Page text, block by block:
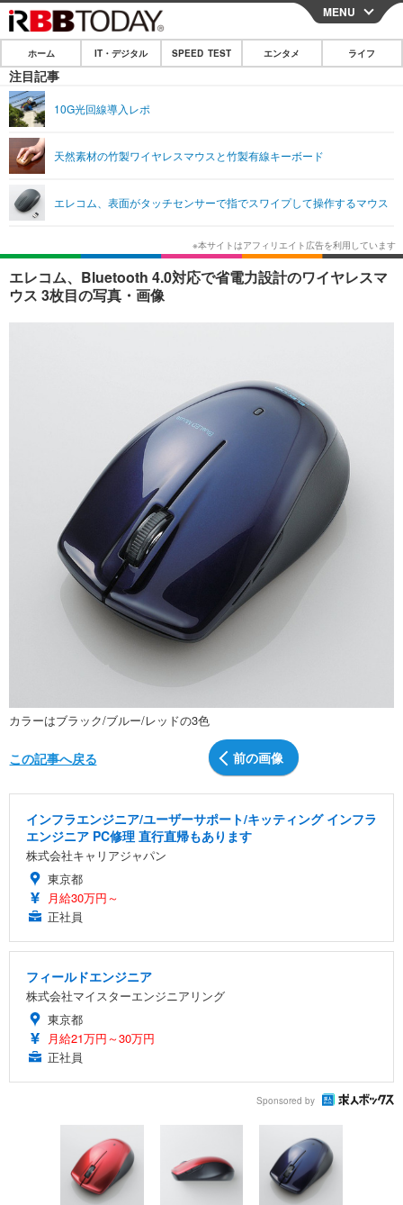
CLOSE
ホーム
IT・デジタル
ショッピング その他
SPEED TEST
エンタメ
エンタメTOP 映画・ドラマ
韓国・芸能
音楽 スポーツ
ライフ
ライフTOP グルメ
ペット ショッピング
リリース一覧
プッシュ通知の停止方法
MENU
ホーム IT・デジタル SPEED TEST エンタメ ライフ
注目記事
10G光回線導入レポ
天然素材の竹製ワイヤレスマウスと竹製有線キーボード
エレコム、表面がタッチセンサーで指でスワイプして操作するマウス
エレコム、Bluetooth 4.0対応で省電力設計のワイヤレスマ
ウス 3枚目の写真・画像
カラーはブラック/ブルー/レッドの3色
前の画像
この記事へ戻る
インフラエンジニア/ユーザーサポート/キッティング インフラ
エンジニア PC修理 直行直帰もあります
株式会社キャリアジャパン
東京都
月給30万円～
正社員
フィールドエンジニア
株式会社マイスターエンジニアリング
東京都
月給21万円～30万円
正社員
Sponsored by